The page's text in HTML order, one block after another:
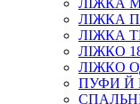
ЛІЖКА
ЛІЖКА
ЛІЖКО
ЛІЖКО
ПУФИ Й